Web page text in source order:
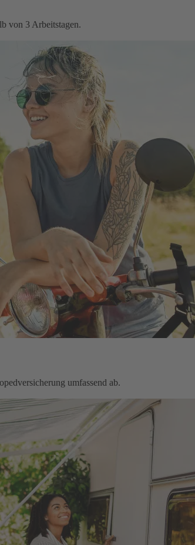
von 3 Arbeitstagen.
umfassend ab.